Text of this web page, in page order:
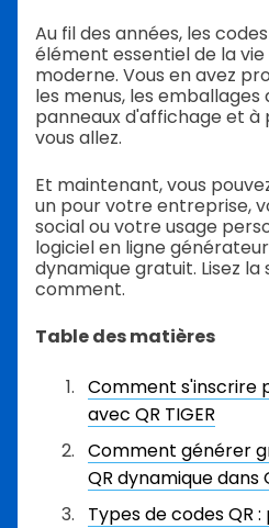
Au fil des années, les
élément essentiel de la
moderne. Vous en avez
les menus, les emballages
panneaux d'affichage et
vous allez.
Et maintenant, vous
un pour votre entreprise,
social ou votre usage
logiciel en ligne
dynamique gratuit. Lisez la
comment.
Table des matières
Comment s'inscrire
avec QR TIGER
Comment générer
QR dynamique dans
Types de codes QR